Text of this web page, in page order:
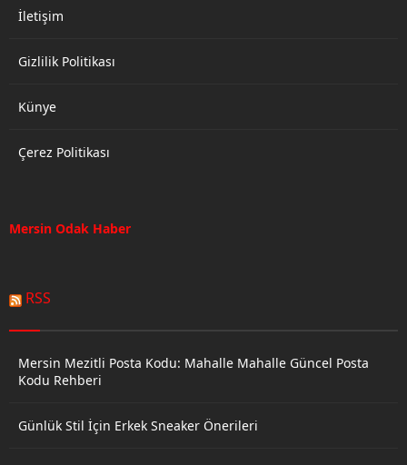
İletişim
Gizlilik Politikası
Künye
Çerez Politikası
Mersin Odak Haber
RSS
Mersin Mezitli Posta Kodu: Mahalle Mahalle Güncel Posta
Kodu Rehberi
Günlük Stil İçin Erkek Sneaker Önerileri